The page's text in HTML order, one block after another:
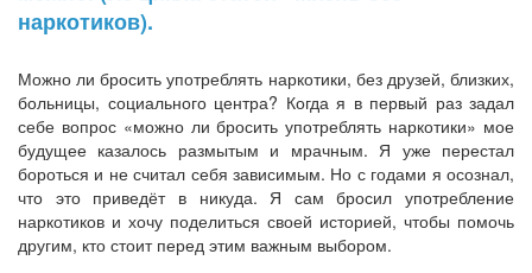
наркотиков).
Можно ли бросить употреблять наркотики, без друзей, близких,
больницы, социального центра? Когда я в первый раз задал
себе вопрос «можно ли бросить употреблять наркотики» мое
будущее казалось размытым и мрачным. Я уже перестал
бороться и не считал себя зависимым. Но с годами я осознал,
что это приведёт в никуда. Я сам бросил употребление
наркотиков и хочу поделиться своей историей, чтобы помочь
другим, кто стоит перед этим важным выбором.